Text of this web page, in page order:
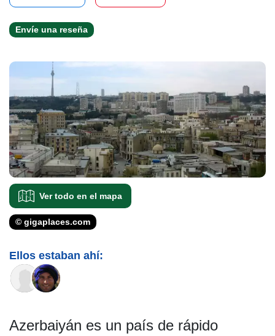
Envíe una reseña
Ver todo en el mapa
© gigaplaces.com
Ellos estaban ahí:
Azerbaiyán es un país de rápido